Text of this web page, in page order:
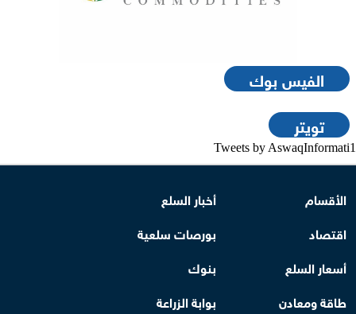
الفيس بوك
تويتر
Tweets by AswaqInformati1
الأقسام
أخبار السلع
اقتصاد
بورصات سلعية
أسعار السلع
بنوك
طاقة ومعادن
بوابة الزراعة